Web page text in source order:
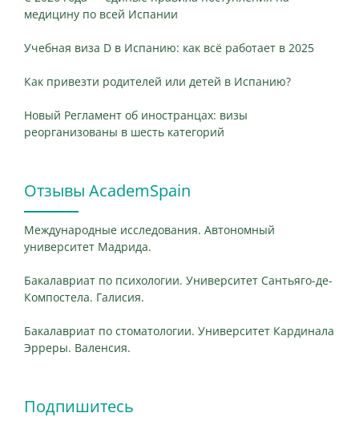
медицину по всей Испании
Учебная виза D в Испанию: как всё работает в 2025
Как привезти родителей или детей в Испанию?
Новый Регламент об иностранцах: визы
реорганизованы в шесть категорий
Отзывы AcademSpain
Международные исследования. Автономный
университет Мадрида.
Бакалавриат по психологии. Университет Сантьяго-де-
Компостела. Галисия.
Бакалавриат по стоматологии. Университет Кардинала
Эрреры. Валенсия.
Подпишитесь